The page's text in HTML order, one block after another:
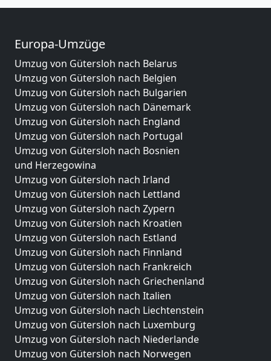
Europa-Umzüge
Umzug von Gütersloh nach Belarus
Umzug von Gütersloh nach Belgien
Umzug von Gütersloh nach Bulgarien
Umzug von Gütersloh nach Dänemark
Umzug von Gütersloh nach England
Umzug von Gütersloh nach Portugal
Umzug von Gütersloh nach Bosnien
und Herzegowina
Umzug von Gütersloh nach Irland
Umzug von Gütersloh nach Lettland
Umzug von Gütersloh nach Zypern
Umzug von Gütersloh nach Kroatien
Umzug von Gütersloh nach Estland
Umzug von Gütersloh nach Finnland
Umzug von Gütersloh nach Frankreich
Umzug von Gütersloh nach Griechenland
Umzug von Gütersloh nach Italien
Umzug von Gütersloh nach Liechtenstein
Umzug von Gütersloh nach Luxemburg
Umzug von Gütersloh nach Niederlande
Umzug von Gütersloh nach Norwegen